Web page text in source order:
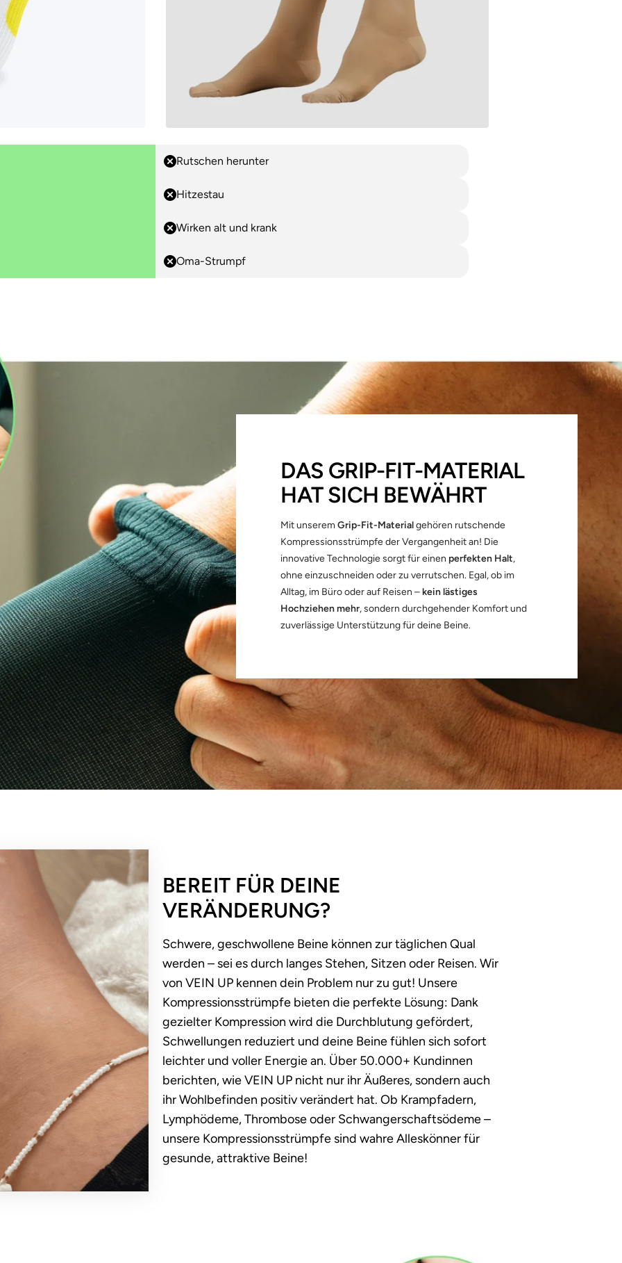
Rutschen herunter
Hitzestau
Wirken alt und krank
Oma-Strumpf
DAS GRIP-FIT-MATERIAL
HAT SICH BEWÄHRT
Mit unseremGrip-Fit-Materialgehören rutschende
Kompressionsstrümpfe der Vergangenheit an! Die
innovative Technologie sorgt für einen perfekten Halt,
ohne einzuschneiden oder zu verrutschen. Egal, ob im
Alltag, im Büro oder auf Reisen –kein lästiges
Hochziehen mehr, sondern durchgehender Komfort und
zuverlässige Unterstützung für deine Beine.
BEREIT FÜR DEINE
VERÄNDERUNG?
Schwere, geschwollene Beine können zur täglichen Qual
werden – sei es durch langes Stehen, Sitzen oder Reisen. Wir
von VEIN UP kennen dein Problem nur zu gut! Unsere
Kompressionsstrümpfe bieten die perfekte Lösung: Dank
gezielter Kompression wird die Durchblutung gefördert,
Schwellungen reduziert und deine Beine fühlen sich sofort
leichter und voller Energie an. Über 50.000+ Kundinnen
berichten, wie VEIN UP nicht nur ihr Äußeres, sondern auch
ihr Wohlbefinden positiv verändert hat. Ob Krampfadern,
Lymphödeme, Thrombose oder Schwangerschaftsödeme –
unsere Kompressionsstrümpfe sind wahre Alleskönner für
gesunde, attraktive Beine!